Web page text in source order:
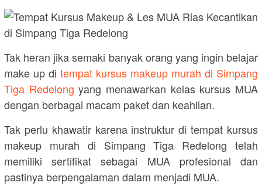
Tak heran jika semaki banyak orang yang ingin belajar
make up di tempat kursus makeup murah di Simpang
Tiga Redelong yang menawarkan kelas kursus MUA
dengan berbagai macam paket dan keahlian.
Tak perlu khawatir karena instruktur di tempat kursus
makeup murah di Simpang Tiga Redelong telah
memiliki sertifikat sebagai MUA profesional dan
pastinya berpengalaman dalam menjadi MUA.